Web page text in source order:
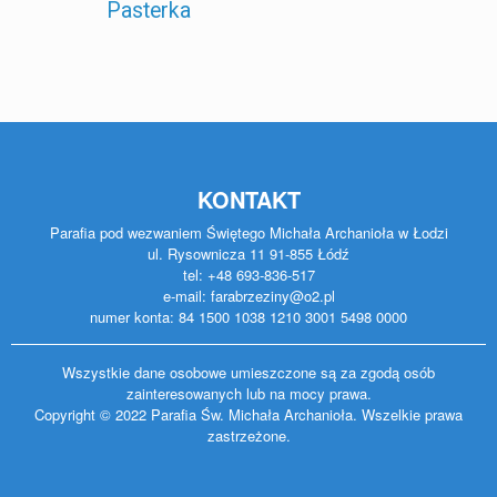
Pasterka
KONTAKT
Parafia pod wezwaniem Świętego Michała Archanioła w Łodzi
ul. Rysownicza 11 91-855 Łódź
tel: +48 693-836-517
e-mail: farabrzeziny@o2.pl
numer konta: 84 1500 1038 1210 3001 5498 0000
Wszystkie dane osobowe umieszczone są za zgodą osób
zainteresowanych lub na mocy prawa.
Copyright © 2022 Parafia Św. Michała Archanioła. Wszelkie prawa
zastrzeżone.